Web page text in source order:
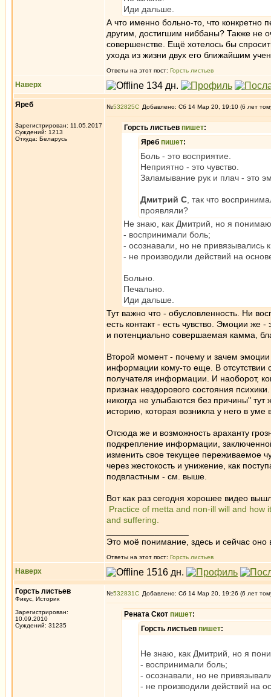
Иди дальше.
А что именно больно-то, что конкретно
другим, достигшим ниббаны? Также не
совершенстве. Ещё хотелось бы
ухода из жизни двух его ближайшим
Ответы на этот пост: Горсть листьев
Наверх
Яреб
Зарегистрирован: 11.05.2017
Суждений: 1213
Откуда: Беларусь
№532825 Добавлено: Сб 14 Мар 20, 19:10 (6 лет
Горсть листьев пишет:
Яреб пишет:
Боль - это восприятие.
Неприятно - это чувство.
Заламывание рук и плач - это
Дмитрий С , так что
проявляли?
Не знаю, как Дмитрий, но я понимаю
- воспринимали боль;
- осознавали, но не привязывались к
- не производили действий на
Больно.
Печально.
Иди дальше.
Тут важно что - обусловленность. Ни
есть контакт - есть чувство. Эмоции же
и потенциально совершаемая камма,
Второй момент - почему и зачем
информации кому-то еще. В отсутствии
получателя информации. И наоборот,
признак нездорового состояния
никогда не улыбаются без причины"
историю, которая возникла у него в
Отсюда же и возможность араханту
подкрепление информации,
изменить свое текущее переживаемое
через жестокость и унижение, как
подвластным - см. выше.
Вот как раз сегодня хорошее видео
Practice of metta and non-ill will and
and suffering.
Это моё понимание, здесь и сейчас оно
Ответы на этот пост: Горсть листьев
Наверх
Горсть листьев
Фикус, Историк
Зарегистрирован:
10.09.2010
Суждений: 31235
№532831 Добавлено: Сб 14 Мар 20, 19:26 (6 лет
Рената Скот пишет:
Горсть листьев пишет:
Не знаю, как Дмитрий, но я
- воспринимали боль;
- осознавали, но не
- не производили действий на